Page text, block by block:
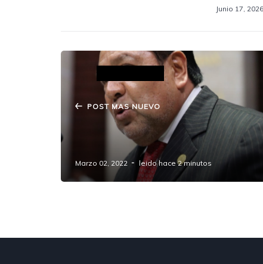
Junio 17, 2026
POST MAS NUEVO
Los Juegos Aréchiga, una baja del
clan de Manzanilla
Marzo 02, 2022 leido hace 2 minutos